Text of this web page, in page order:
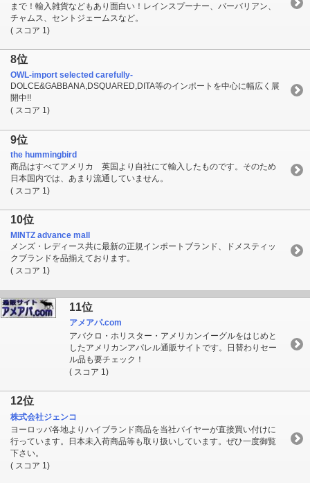
まで！輸入雑貨などもあり面白い！レインスプーナー、バーバリアン、
チャムス、セントジェームスなど。
( スコア 1)
8位
OWL-import selected carefully-
DOLCE&GABBANA,DSQUARED,DITA等のインポートを中心に幅広く展
開中!!
( スコア 1)
9位
the hummingbird
商品はすべてアメリカ 英国より自社にて輸入したものです。そのため
日本国内では、あまり流通していません。
( スコア 1)
10位
MINTZ advance mall
メンズ・レディース共に最新の正規インポートブランド、ドメスティッ
クブランドを品揃えております。
( スコア 1)
11位
アメアパ.com
アバクロ・ホリスター・アメリカンイーグルをはじめと
したアメリカンアパレル通販サイトです。日替わりセー
ル品も要チェック！
( スコア 1)
12位
株式会社ジェンコ
ヨーロッパ各地よりハイブランド商品を当社バイヤーが直接買い付けに
行っています。日本未入荷商品等も取り扱いしています。ぜひ一度御覧
下さい。
( スコア 1)